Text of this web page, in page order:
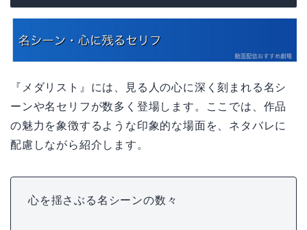
『メダリスト』には、見る人の心に深く刻まれる名シ
ーンや名セリフが数多く登場します。ここでは、作品
の魅力を象徴するような印象的な場面を、ネタバレに
配慮しながら紹介します。
心を揺さぶる名シーンの数々